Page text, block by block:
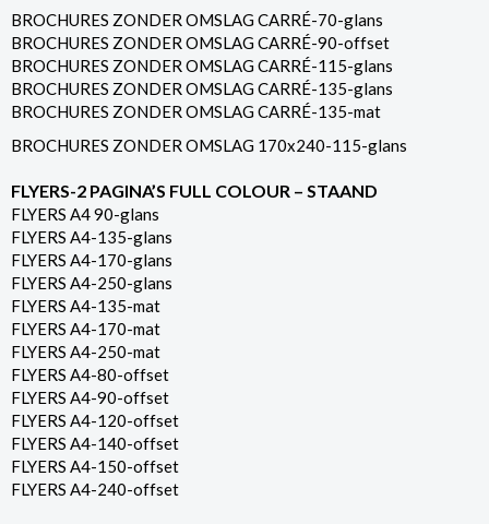
BROCHURES ZONDER OMSLAG CARRÉ-70-glans
BROCHURES ZONDER OMSLAG CARRÉ-90-offset
BROCHURES ZONDER OMSLAG CARRÉ-115-glans
BROCHURES ZONDER OMSLAG CARRÉ-135-glans
BROCHURES ZONDER OMSLAG CARRÉ-135-mat
BROCHURES ZONDER OMSLAG 170x240-115-glans
FLYERS-2 PAGINA’S FULL COLOUR – STAAND
FLYERS A4 90-glans
FLYERS A4-135-glans
FLYERS A4-170-glans
FLYERS A4-250-glans
FLYERS A4-135-mat
FLYERS A4-170-mat
FLYERS A4-250-mat
FLYERS A4-80-offset
FLYERS A4-90-offset
FLYERS A4-120-offset
FLYERS A4-140-offset
FLYERS A4-150-offset
FLYERS A4-240-offset